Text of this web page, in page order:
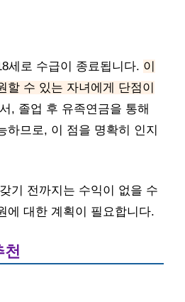
세로 수급이 종료됩니다. 이
할 수 있는 자녀에게 단점이
, 졸업 후 유족연금을 통해
하므로, 이 점을 명확히 인지
기 전까지는 수익이 없을 수
에 대한 계획이 필요합니다.
천